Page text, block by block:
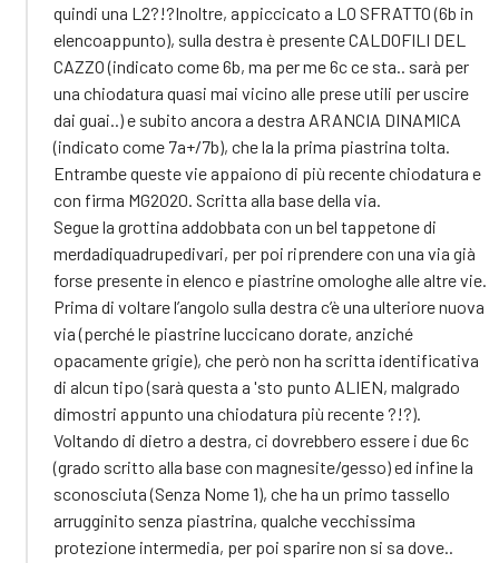
quindi una L2?!?Inoltre, appiccicato a LO SFRATTO (6b in
elencoappunto), sulla destra è presente CALDOFILI DEL
CAZZO (indicato come 6b, ma per me 6c ce sta.. sarà per
una chiodatura quasi mai vicino alle prese utili per uscire
dai guai..) e subito ancora a destra ARANCIA DINAMICA
(indicato come 7a+/7b), che la la prima piastrina tolta.
Entrambe queste vie appaiono di più recente chiodatura e
con firma MG2020. Scritta alla base della via.
Segue la grottina addobbata con un bel tappetone di
merdadiquadrupedivari, per poi riprendere con una via già
forse presente in elenco e piastrine omologhe alle altre vie.
Prima di voltare l’angolo sulla destra c’è una ulteriore nuova
via (perché le piastrine luccicano dorate, anziché
opacamente grigie), che però non ha scritta identificativa
di alcun tipo (sarà questa a 'sto punto ALIEN, malgrado
dimostri appunto una chiodatura più recente ?!?).
Voltando di dietro a destra, ci dovrebbero essere i due 6c
(grado scritto alla base con magnesite/gesso) ed infine la
sconosciuta (Senza Nome 1), che ha un primo tassello
arrugginito senza piastrina, qualche vecchissima
protezione intermedia, per poi sparire non si sa dove..